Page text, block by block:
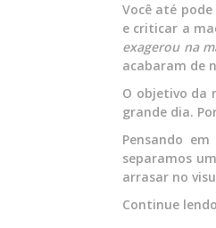
Você até
e criticar a
exagerou na
acabaram de
O objetivo da
grande dia.
Pensando
separamos
arrasar no
Continue